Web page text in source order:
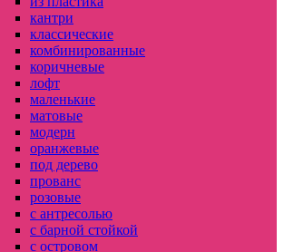
кантри
классические
комбинированные
коричневые
лофт
маленькие
матовые
модерн
оранжевые
под дерево
прованс
розовые
с антресолью
с барной стойкой
с островом